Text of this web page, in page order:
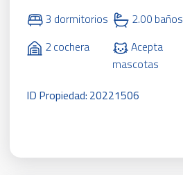
3 dormitorios 2.00 baños
2 cochera
Acepta
mascotas
ID Propiedad: 20221506